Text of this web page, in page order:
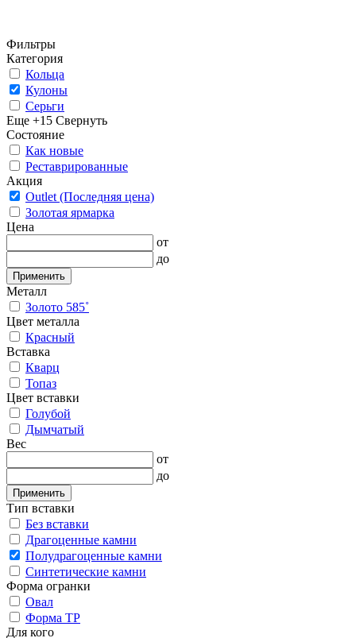
Фильтры
Категория
Кольца
Кулоны
Серьги
Еще +15 Свернуть
Состояние
Как новые
Реставрированные
Акция
Outlet (Последняя цена)
Золотая ярмарка
Цена
от
до
Применить
Металл
Золото 585˚
Цвет металла
Красный
Вставка
Кварц
Топаз
Цвет вставки
Голубой
Дымчатый
Вес
от
до
Применить
Тип вставки
Без вставки
Драгоценные камни
Полудрагоценные камни
Синтетические камни
Форма огранки
Овал
Форма ТР
Для кого